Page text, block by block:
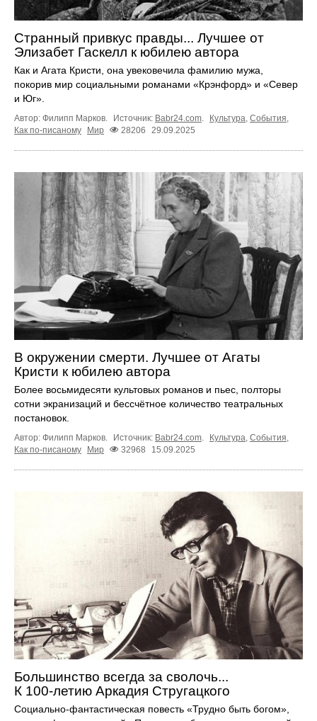
Странный привкус правды... Лучшее от
Элизабет Гаскелл к юбилею автора
Как и Агата Кристи, она увековечила фамилию мужа,
покорив мир социальными романами «Крэнфорд» и «Север
и Юг».
Автор: Филипп Марков. Источник: Babr24.com. Культура, События,
Как по-писаному
Мир 28206 29.09.2025
В окружении смерти. Лучшее от Агаты
Кристи к юбилею автора
Более восьмидесяти культовых романов и пьес, полторы
сотни экранизаций и бессчётное количество театральных
постановок.
Автор: Филипп Марков. Источник: Babr24.com. Культура, События,
Как по-писаному
Мир 32968 15.09.2025
Большинство всегда за сволочь...
К 100‑летию Аркадия Стругацкого
Социально-фантастическая повесть «Трудно быть богом»,